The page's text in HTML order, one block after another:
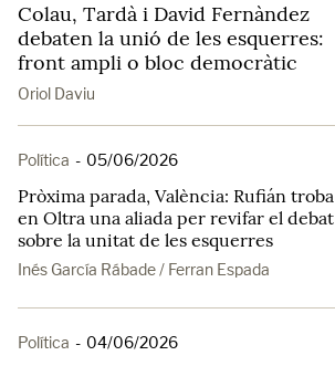
Colau, Tardà i David Fernàndez
debaten la unió de les esquerres:
front ampli o bloc democràtic
Oriol Daviu
Política - 05/06/2026
Pròxima parada, València: Rufián troba
en Oltra una aliada per revifar el debat
sobre la unitat de les esquerres
Inés García Rábade / Ferran Espada
Política - 04/06/2026